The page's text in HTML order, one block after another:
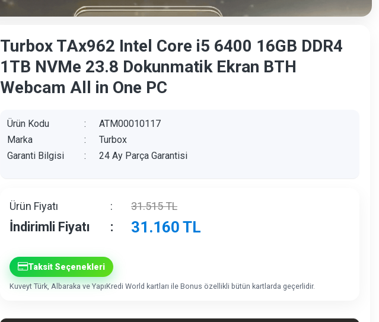
Turbox TAx962 Intel Core i5 6400 16GB DDR4
1TB NVMe 23.8 Dokunmatik Ekran BTH
Webcam All in One PC
Ürün Kodu :
ATM00010117
Marka
:
Turbox
Garanti Bilgisi
: 24 Ay Parça Garantisi
Ürün Fiyatı : 31.515TL
İndirimli Fiyatı : 31.160 TL
Taksit Seçenekleri
Kuveyt Türk, Albaraka ve YapıKredi World kartları ile Bonus özellikli bütün kartlarda geçerlidir.